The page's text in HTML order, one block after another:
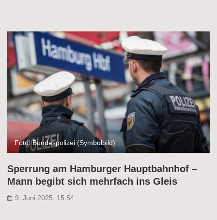
Foto: Bundespolizei (Symbolbild)
Sperrung am Hamburger Hauptbahnhof –
Mann begibt sich mehrfach ins Gleis
9. Juni 2025, 15:54